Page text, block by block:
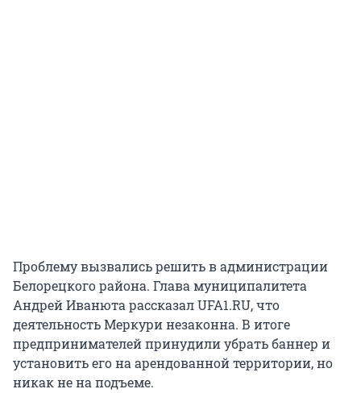
Проблему вызвались решить в администрации
Белорецкого района. Глава муниципалитета
Андрей Иванюта рассказал UFA1.RU, что
деятельность Меркури незаконна. В итоге
предпринимателей принудили убрать баннер и
установить его на арендованной территории, но
никак не на подъеме.